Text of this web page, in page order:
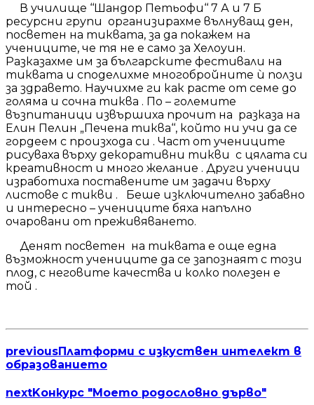
В училище ‘‘Шандор Петьофи‘‘ 7 А и 7 Б
ресурсни групи организирахме вълнуващ ден,
посветен на тиквата, за да покажем на
учениците, че тя не е само за Хелоуин.
Разказахме им за българските фестивали на
тиквата и споделихме многобройните ѝ ползи
за здравето. Научихме ги как расте от семе до
голяма и сочна тиква . По – големите
възпитаници извършиха прочит на разказа на
Елин Пелин „Печена тиква‘‘, който ни учи да се
гордеем с произхода си . Част от учениците
рисуваха върху декоративни тикви с цялата си
креативност и много желание . Други ученици
изработиха поставените им задачи върху
листове с тикви . Беше изключително забавно
и интересно – учениците бяха напълно
очаровани от преживяването.
Денят посветен на тиквата е още една
възможност учениците да се запознаят с този
плод, с неговите качества и колко полезен е
той .
previousПлатформи с изкуствен интелект в
образованието
nextKонкурс "Моето родословно дърво"